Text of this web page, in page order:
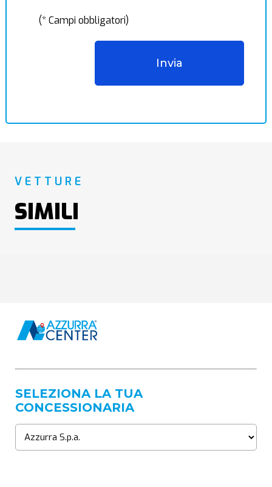
(* Campi obbligatori)
VETTURE
SIMILI
SELEZIONA LA TUA
CONCESSIONARIA